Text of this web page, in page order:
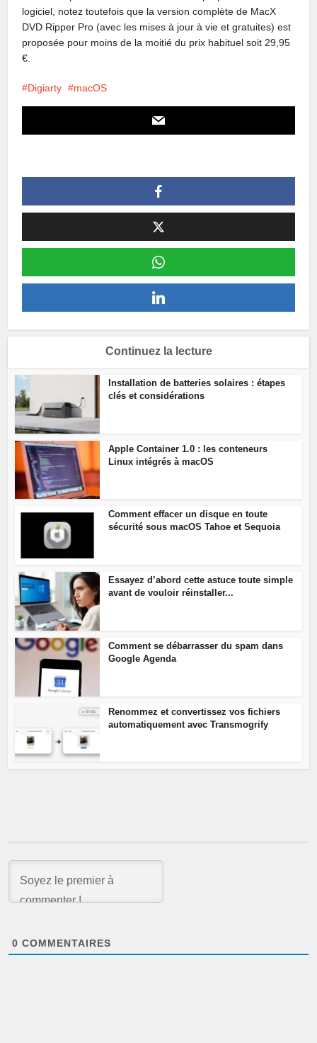
logiciel, notez toutefois que la version complète de MacX
DVD Ripper Pro (avec les mises à jour à vie et gratuites) est
proposée pour moins de la moitié du prix habituel soit 29,95
€.
Digiarty macOS
Continuez la lecture
Installation de batteries solaires : étapes
clés et considérations
Apple Container 1.0 : les conteneurs
Linux intégrés à macOS
Comment effacer un disque en toute
sécurité sous macOS Tahoe et Sequoia
Essayez d’abord cette astuce toute simple
avant de vouloir réinstaller...
Comment se débarrasser du spam dans
Google Agenda
Renommez et convertissez vos fichiers
automatiquement avec Transmogrify
0 COMMENTAIRES